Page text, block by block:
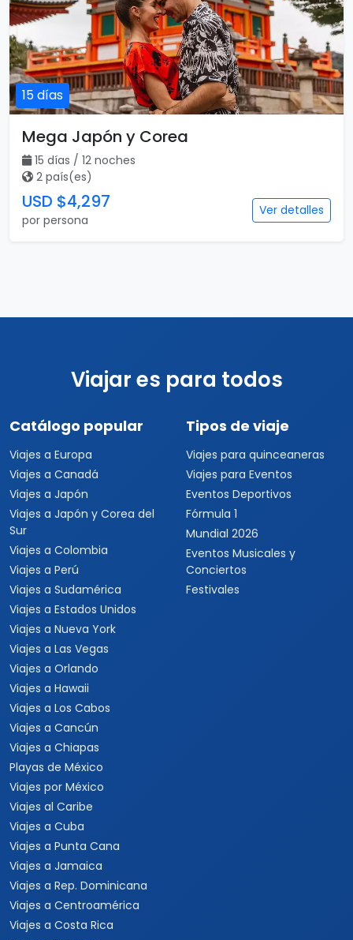
15 días
Mega Japón y Corea
15 días / 12 noches
2 país(es)
USD $4,297
por persona
Ver detalles
Viajar es para todos
Catálogo popular
Viajes a Europa
Viajes a Canadá
Viajes a Japón
Viajes a Japón y Corea del
Sur
Viajes a Colombia
Viajes a Perú
Viajes a Sudamérica
Viajes a Estados Unidos
Viajes a Nueva York
Viajes a Las Vegas
Viajes a Orlando
Viajes a Hawaii
Viajes a Los Cabos
Viajes a Cancún
Viajes a Chiapas
Playas de México
Viajes por México
Viajes al Caribe
Viajes a Cuba
Viajes a Punta Cana
Viajes a Jamaica
Viajes a Rep. Dominicana
Viajes a Centroamérica
Viajes a Costa Rica
Tipos de viaje
Viajes para quinceaneras
Viajes para Eventos
Eventos Deportivos
Fórmula 1
Mundial 2026
Eventos Musicales y
Conciertos
Festivales